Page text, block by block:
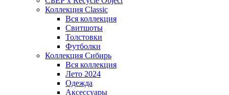
Коллекция Classic
Вся коллекция
Свитшоты
Толстовки
Футболки
Коллекция Сибирь
Вся коллекция
Лето 2024
Одежда
Аксессуары